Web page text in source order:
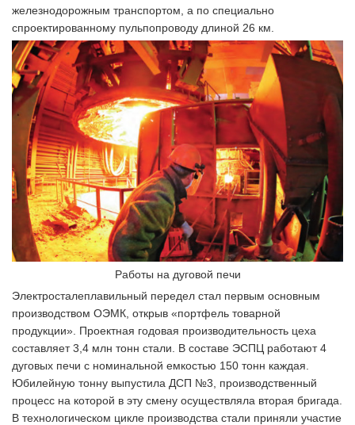
железнодорожным транспортом, а по специально
спроектированному пульпопроводу длиной 26 км.
Работы на дуговой печи
Электросталеплавильный передел стал первым основным
производством ОЭМК, открыв «портфель товарной
продукции». Проектная годовая производительность цеха
составляет 3,4 млн тонн стали. В составе ЭСПЦ работают 4
дуговых печи с номинальной емкостью 150 тонн каждая.
Юбилейную тонну выпустила ДСП №3, производственный
процесс на которой в эту смену осуществляла вторая бригада.
В технологическом цикле производства стали приняли участие